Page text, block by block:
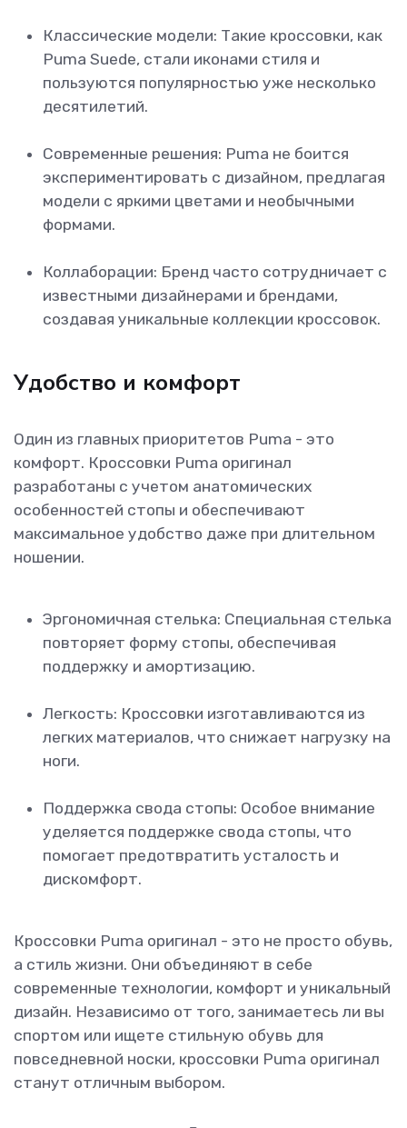
Классические модели: Такие кроссовки, как
Puma Suede, стали иконами стиля и
пользуются популярностью уже несколько
десятилетий.
Современные решения: Puma не боится
экспериментировать с дизайном, предлагая
модели с яркими цветами и необычными
формами.
Коллаборации: Бренд часто сотрудничает с
известными дизайнерами и брендами,
создавая уникальные коллекции кроссовок.
Удобство и комфорт
Один из главных приоритетов Puma - это
комфорт. Кроссовки Puma оригинал
разработаны с учетом анатомических
особенностей стопы и обеспечивают
максимальное удобство даже при длительном
ношении.
Эргономичная стелька: Специальная стелька
повторяет форму стопы, обеспечивая
поддержку и амортизацию.
Легкость: Кроссовки изготавливаются из
легких материалов, что снижает нагрузку на
ноги.
Поддержка свода стопы: Особое внимание
уделяется поддержке свода стопы, что
помогает предотвратить усталость и
дискомфорт.
Кроссовки Puma оригинал - это не просто обувь,
а стиль жизни. Они объединяют в себе
современные технологии, комфорт и уникальный
дизайн. Независимо от того, занимаетесь ли вы
спортом или ищете стильную обувь для
повседневной носки, кроссовки Puma оригинал
станут отличным выбором.